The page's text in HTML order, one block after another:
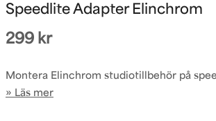
Speedlite Adapter Elinchrom
299 kr
Montera Elinchrom studiotillbehör på
Läs mer